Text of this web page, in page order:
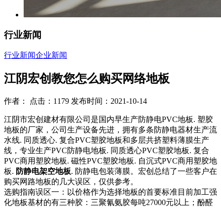
行业新闻
行业新闻企业新闻
江阴宏创教您怎么购买网络地板
作者： 点击：1179 发布时间：2021-10-14
江阴市宏创建材有限公司是国内早生产防静电PVC地板. 塑胶
地板的厂家，公司生产设备先进，拥有多条防静电器材生产流
水线. 同质透心. 复合PVC塑胶地板和多层共挤塑料薄膜生产
线，专业生产PVC防静电地板. 同质透心PVC塑胶地板. 复合
PVC商用塑胶地板. 磁性PVC塑胶地板. 自沉式PVC商用塑胶地
板. 防静电架空地板. 防静电包装薄膜。宏创总结了一些客户在
购买网路地板的几大误区，仅供参考。
选购指南误区一：以价格作为选择地板的首要标准目前加工强
化地板基材的有三种胶：三聚氰氨胶每吨27000元以上；酚醛